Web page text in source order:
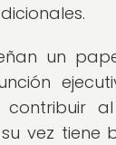
un
contribuir
vez